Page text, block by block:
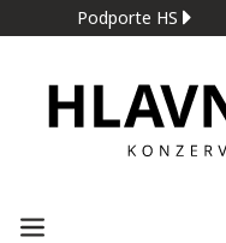
Podporte HS